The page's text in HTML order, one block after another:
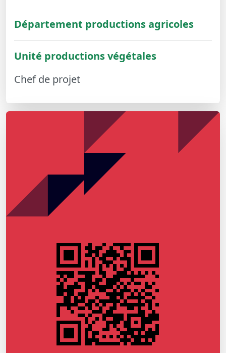
Département productions agricoles
Unité productions végétales
Chef de projet